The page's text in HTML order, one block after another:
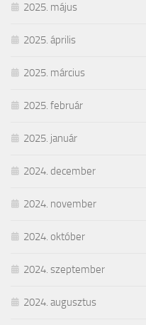
2025. május
2025. április
2025. március
2025. február
2025. január
2024. december
2024. november
2024. október
2024. szeptember
2024. augusztus